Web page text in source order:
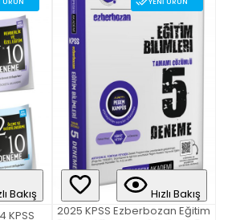
Bakış
KPSS
Hızlı Bakış
2025 KPSS Ezberbozan Eğitim